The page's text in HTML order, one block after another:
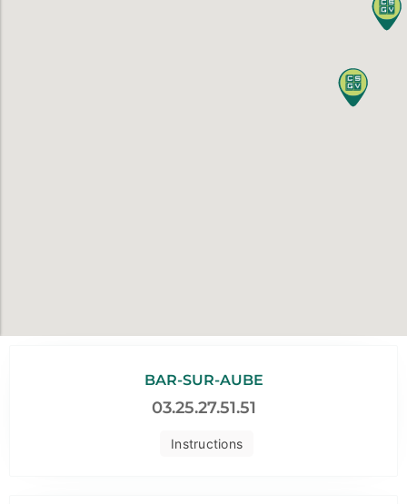
Instructions
BAR-SUR-AUBE
03.25.27.51.51